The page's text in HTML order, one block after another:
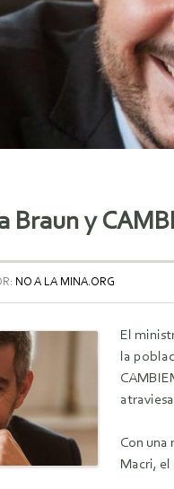
Braun y
NO A LA MINA.ORG
El
la
Con una
Macri,